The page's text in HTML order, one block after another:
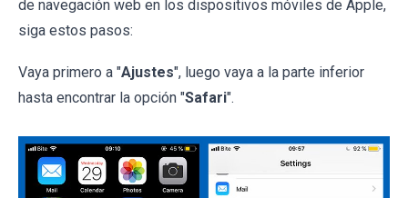
de navegación web en los dispositivos móviles de Apple,
siga estos pasos:
Vaya primero a "Ajustes", luego vaya a la parte inferior
hasta encontrar la opción "Safari".